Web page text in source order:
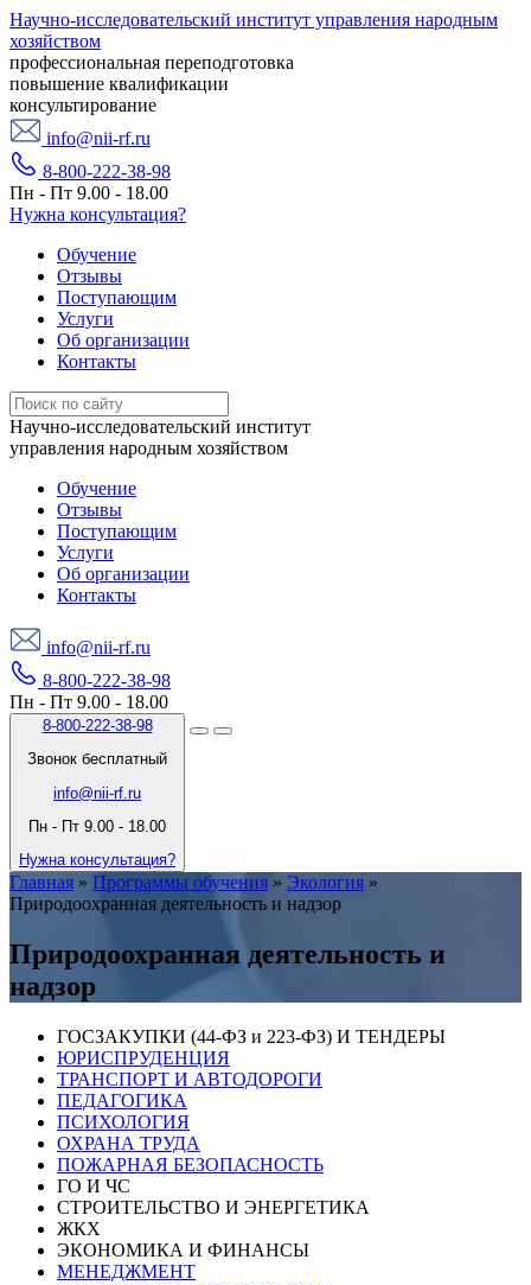
Научно-исследовательский институт управления народным
хозяйством
профессиональная переподготовка
повышение квалификации
консультирование
info@nii-rf.ru
8-800-222-38-98
Пн - Пт 9.00 - 18.00
Нужна консультация?
Обучение
Отзывы
Поступающим
Услуги
Об организации
Контакты
Научно-исследовательский институт
управления народным хозяйством
Обучение
Отзывы
Поступающим
Услуги
Об организации
Контакты
info@nii-rf.ru
8-800-222-38-98
Пн - Пт 9.00 - 18.00
8-800-222-38-98
Звонок бесплатный
info@nii-rf.ru
Пн - Пт 9.00 - 18.00
Нужна консультация?
Главная » Программы обучения » Экология »
Природоохранная деятельность и надзор
Природоохранная деятельность и
надзор
ГОСЗАКУПКИ (44-ФЗ и 223-ФЗ) И ТЕНДЕРЫ
ЮРИСПРУДЕНЦИЯ
ТРАНСПОРТ И АВТОДОРОГИ
ПЕДАГОГИКА
ПСИХОЛОГИЯ
ОХРАНА ТРУДА
ПОЖАРНАЯ БЕЗОПАСНОСТЬ
ГО И ЧС
СТРОИТЕЛЬСТВО И ЭНЕРГЕТИКА
ЖКХ
ЭКОНОМИКА И ФИНАНСЫ
МЕНЕДЖМЕНТ